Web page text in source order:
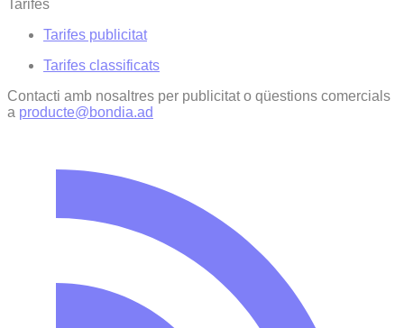
Tarifes
Tarifes publicitat
Tarifes classificats
Contacti amb nosaltres per publicitat o qüestions comercials
a producte@bondia.ad